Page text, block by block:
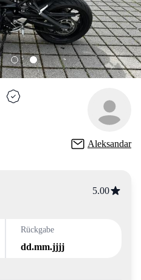
Aleksandar
5.00
Rückgabe
dd.mm.jjjj